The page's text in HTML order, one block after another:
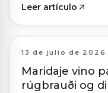
Leer artículo
13 de julio de 2026
Maridaje vino
rúgbrauði og